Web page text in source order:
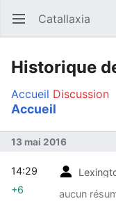
Ouvrir le menu principal Catallaxia
Historique
Accueil Discussion
Accueil
13 mai 2016
aucun
14:29
+6